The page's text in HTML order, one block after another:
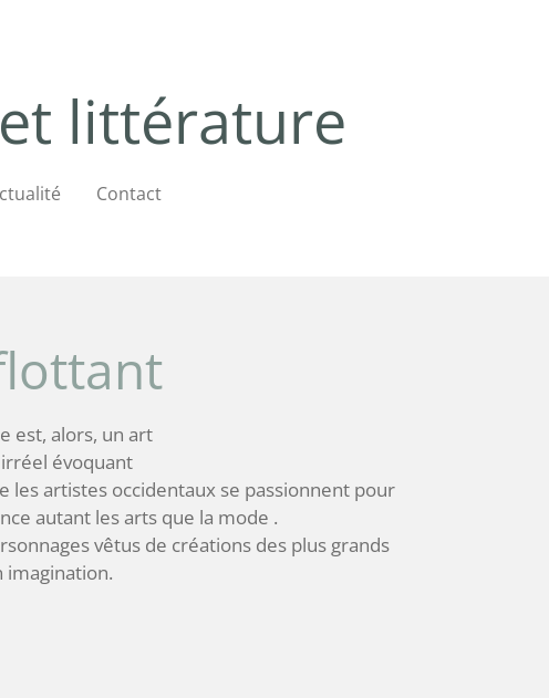
littérature
Contact
est, alors, un art
évoquant
les artistes occidentaux se passionnent pour
autant les arts que la mode .
vêtus de créations des plus grands